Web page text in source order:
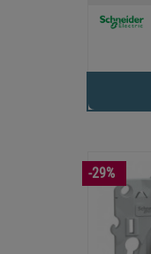
-29%